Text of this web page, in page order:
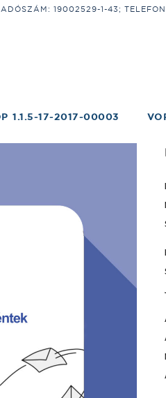
ADÓSZÁM: 19002529-1-43;
1.1.5-17-2017-00003